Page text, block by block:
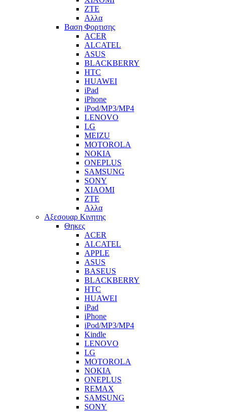
ZTE
Αλλα
Βαση Φορτισης
ACER
ALCATEL
ASUS
BLACKBERRY
HTC
HUAWEI
iPad
iPhone
iPod/MP3/MP4
LENOVO
LG
MEIZU
MOTOROLA
NOKIA
ONEPLUS
SAMSUNG
SONY
XIAOMI
ZTE
Αλλα
Αξεσουαρ Κινητης
Θηκες
ACER
ALCATEL
APPLE
ASUS
BASEUS
BLACKBERRY
HTC
HUAWEI
iPad
iPhone
iPod/MP3/MP4
Kindle
LENOVO
LG
MOTOROLA
NOKIA
ONEPLUS
REMAX
SAMSUNG
SONY